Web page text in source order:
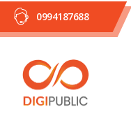
0994187688